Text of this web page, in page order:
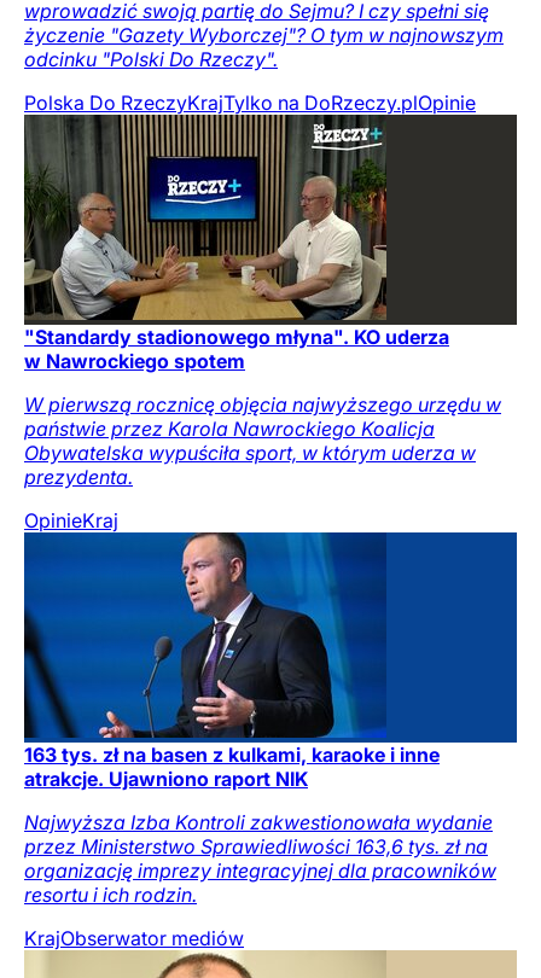
wprowadzić swoją partię do Sejmu? I czy spełni się
życzenie "Gazety Wyborczej"? O tym w najnowszym
odcinku "Polski Do Rzeczy".
Polska Do RzeczyKrajTylko na DoRzeczy.plOpinie
"Standardy stadionowego młyna". KO uderza
w Nawrockiego spotem
W pierwszą rocznicę objęcia najwyższego urzędu w
państwie przez Karola Nawrockiego Koalicja
Obywatelska wypuściła sport, w którym uderza w
prezydenta.
OpinieKraj
163 tys. zł na basen z kulkami, karaoke i inne
atrakcje. Ujawniono raport NIK
Najwyższa Izba Kontroli zakwestionowała wydanie
przez Ministerstwo Sprawiedliwości 163,6 tys. zł na
organizację imprezy integracyjnej dla pracowników
resortu i ich rodzin.
KrajObserwator mediów